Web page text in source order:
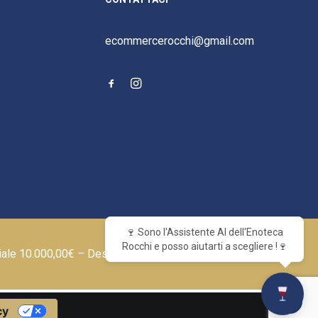
ecommercerocchi@gmail.com
10.000,00€ – Designed by
🍷 Sono l'Assistente AI dell'Enoteca
Rocchi e posso aiutarti a scegliere !🍷